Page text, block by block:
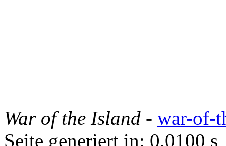
War of the Island - war-of-
Seite generiert in: 0.0100 s